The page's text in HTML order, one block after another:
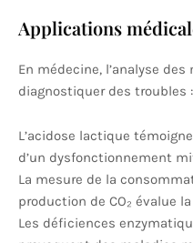
Applications
En médecine, l’analyse
diagnostiquer des troubles :
L’acidose lactique
d’un dysfonctionnement
La mesure de la
production de CO₂ évalue
Les déficiences